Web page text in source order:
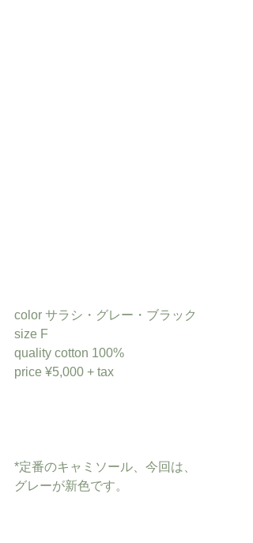
color サラシ・グレー・ブラック
size F
quality cotton 100%
price ¥5,000 + tax
*定番のキャミソール、今回は、
グレーが新色です。